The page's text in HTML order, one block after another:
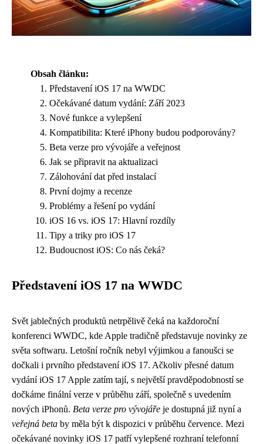
Obsah článku:
Představení iOS 17 na WWDC
Očekávané datum vydání: Září 2023
Nové funkce a vylepšení
Kompatibilita: Které iPhony budou podporovány?
Beta verze pro vývojáře a veřejnost
Jak se připravit na aktualizaci
Zálohování dat před instalací
První dojmy a recenze
Problémy a řešení po vydání
iOS 16 vs. iOS 17: Hlavní rozdíly
Tipy a triky pro iOS 17
Budoucnost iOS: Co nás čeká?
Představení iOS 17 na WWDC
Svět jablečných produktů netrpělivě čeká na každoroční
konferenci WWDC, kde Apple tradičně představuje novinky ze
světa softwaru. Letošní ročník nebyl výjimkou a fanoušci se
dočkali i prvního představení iOS 17. Ačkoliv přesné datum
vydání iOS 17 Apple zatím tají, s největší pravděpodobností se
dočkáme finální verze v průběhu září, společně s uvedením
nových iPhonů. Beta verze pro vývojáře je dostupná již nyní a
veřejná beta by měla být k dispozici v průběhu července. Mezi
očekávané novinky iOS 17 patří vylepšené rozhraní telefonní